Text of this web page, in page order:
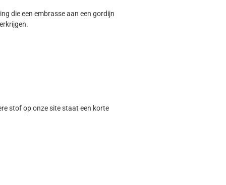
die een embrasse aan een gordijn
stof op onze site staat een korte